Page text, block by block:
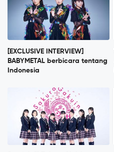
[EXCLUSIVE INTERVIEW]
BABYMETAL berbicara tentang
Indonesia